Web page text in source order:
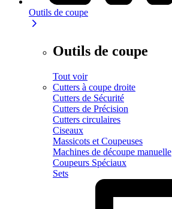
Outils de coupe
Outils de coupe
Tout voir
Cutters à coupe droite
Cutters de Sécurité
Cutters de Précision
Cutters circulaires
Ciseaux
Massicots et Coupeuses
Machines de découpe manuelle
Coupeurs Spéciaux
Sets